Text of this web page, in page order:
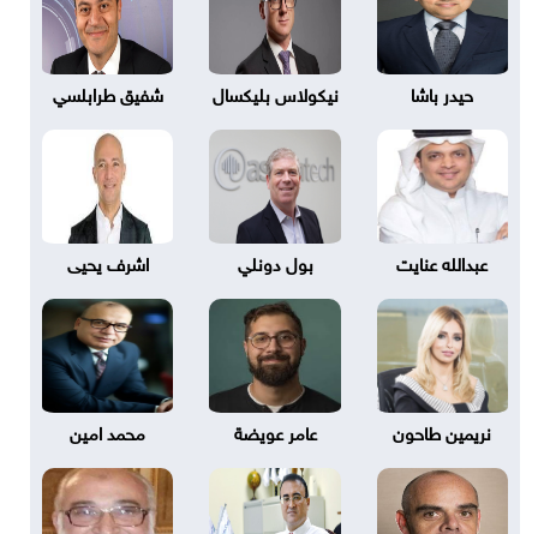
حيدر باشا نيكولاس بليكسال شفيق طرابلسي
عبدالله عنايت بول دونلي اشرف يحيى
نريمين طاحون عامر عويضة محمد امين